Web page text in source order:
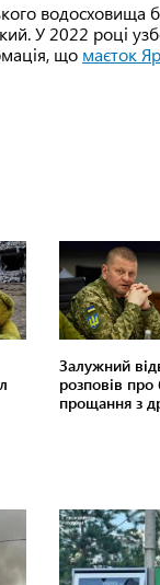
водосховища
У 2022 році
що маєток